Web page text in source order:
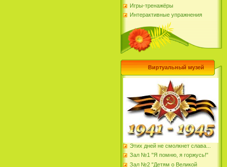
Игры-тренажёры
Интерактивные упражнения
Виртуальный музей
Этих дней не смолкнет слава...
Зал №1 "Я помню, я горжусь!"
Зал №2 "Детям о Великой